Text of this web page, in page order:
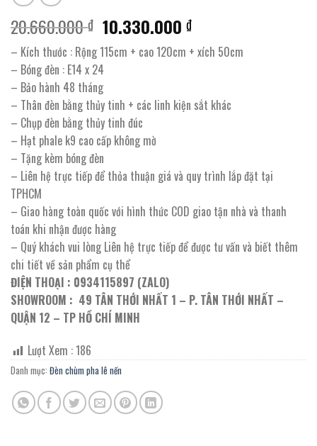
20.660.000₫ Giá
gốc
là:
20.660.000 ₫.
10.330.000₫Giá
hiện
tại
10.330.000 ₫.
– Kích thước : Rộng 115cm + cao 120cm + xích 50cm
– Bóng đèn : E14 x 24
– Bảo hành 48 tháng
– Thân đèn bằng thủy tinh + các linh kiện sắt khác
– Chụp đèn bằng thủy tinh đúc
– Hạt phale k9 cao cấp không mờ
– Tặng kèm bóng đèn
– Liên hệ trực tiếp để thỏa thuận giá và quy trình lắp đặt tại
TPHCM
– Giao hàng toàn quốc với hình thức COD giao tận nhà và thanh
toán khi nhận được hàng
– Quý khách vui lòng Liên hệ trực tiếp để được tư vấn và biết thêm
chi tiết về sản phẩm cụ thể
ĐIỆN THOẠI : 0934115897 (ZALO)
SHOWROOM : 49 TÂN THỚI NHẤT 1 – P. TÂN THỚI NHẤT –
QUẬN 12 – TP HỒ CHÍ MINH
Lượt Xem :186
Danh mục: Đèn chùm pha lê nến